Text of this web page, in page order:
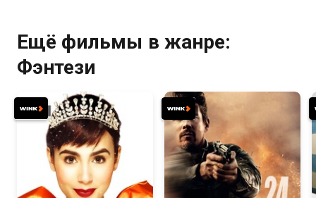
Ещё фильмы в жанре:
Фэнтези